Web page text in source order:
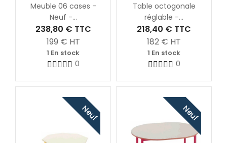
Meuble 06 cases -
Neuf -...
238,80 € TTC
199 € HT
1 En stock
0
Table octogonale
réglable -...
218,40 € TTC
182 € HT
1 En stock
0
Neuf Neuf